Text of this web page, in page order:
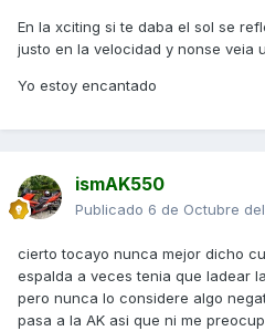
En la xciting si te daba el sol se
justo en la velocidad y nonse veia
Yo estoy encantado
ismAK550
Publicado 6 de Octubre
cierto tocayo nunca mejor dicho
espalda a veces tenia que ladear
pero nunca lo considere algo
pasa a la AK asi que ni me